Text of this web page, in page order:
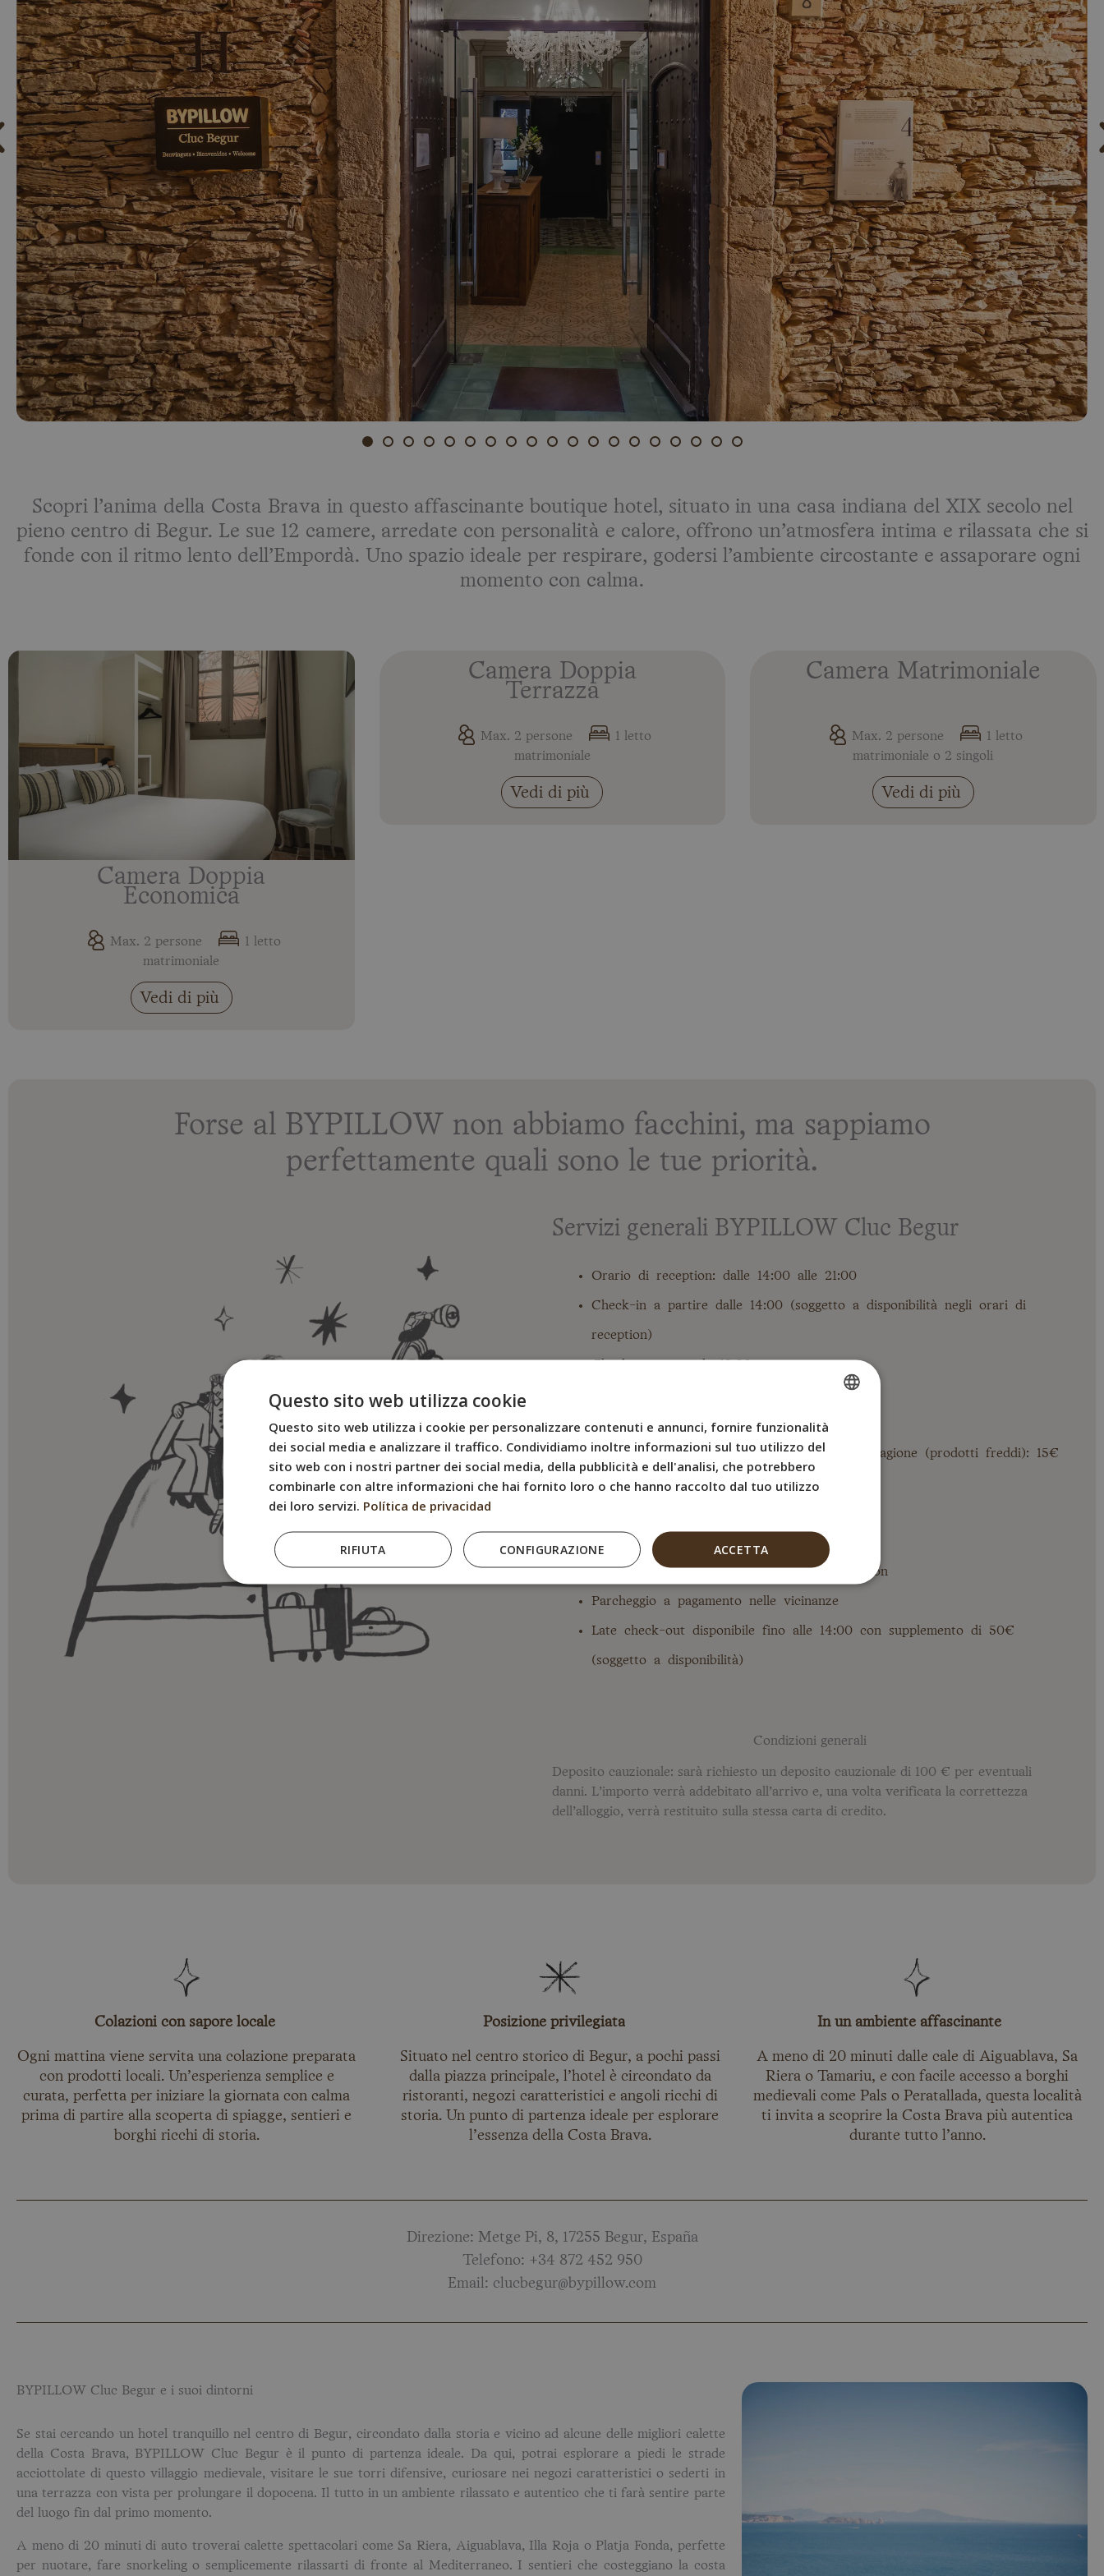
Scopri l’anima della Costa Brava in questo affascinante boutique hotel, situato in una casa indiana del XIX secolo nel
pieno centro di Begur. Le sue 12 camere, arredate con personalità e calore, offrono un’atmosfera intima e rilassata che si
fonde con il ritmo lento dell’Empordà. Uno spazio ideale per respirare, godersi l’ambiente circostante e assaporare ogni
momento con calma.
Camera Doppia
Economica
Max. 2 persone
1 letto
matrimoniale
Vedi di più
Camera Doppia
Terrazza
Max. 2 persone
1 letto
matrimoniale
Vedi di più
Camera Matrimoniale
Max. 2 persone
1 letto
matrimoniale o 2 singoli
Vedi di più
Forse al BYPILLOW non abbiamo facchini, ma sappiamo
perfettamente quali sono le tue priorità.
Servizi generali BYPILLOW Cluc Begur
Orario di reception: dalle 14:00 alle 21:00
Check-in a partire dalle 14:00 (soggetto a disponibilità negli orari di
reception)
Connessione Wi-Fi gratuita in tutto l’hotel
Ascensore
Colazione a buffet con prodotti locali e di stagione (prodotti freddi): 15€
a persona al giorno
Zona esterna
Servizio concierge durante l’orario di reception
Parcheggio a pagamento nelle vicinanze
Late check-out disponibile fino alle 14:00 con supplemento di 50€
(soggetto a disponibilità)
Condizioni generali
Deposito cauzionale: sarà richiesto un deposito cauzionale di 100 € per eventuali
danni. L’importo verrà addebitato all’arrivo e, una volta verificata la correttezza
dell’alloggio, verrà restituito sulla stessa carta di credito.
Colazioni con sapore locale
Ogni mattina viene servita una colazione preparata
con prodotti locali. Un’esperienza semplice e
curata, perfetta per iniziare la giornata con calma
prima di partire alla scoperta di spiagge, sentieri e
borghi ricchi di storia.
Posizione privilegiata
Situato nel centro storico di Begur, a pochi passi
dalla piazza principale, l’hotel è circondato da
ristoranti, negozi caratteristici e angoli ricchi di
storia. Un punto di partenza ideale per esplorare
l’essenza della Costa Brava.
In un ambiente affascinante
A meno di 20 minuti dalle cale di Aiguablava, Sa
Riera o Tamariu, e con facile accesso a borghi
medievali come Pals o Peratallada, questa località
ti invita a scoprire la Costa Brava più autentica
durante tutto l’anno.
Direzione: Metge Pi, 8, 17255 Begur, España
Telefono: +34 872 452 950
Email: clucbegur@bypillow.com
BYPILLOW Cluc Begur e i suoi dintorni
Se stai cercando un hotel tranquillo nel centro di Begur, circondato dalla storia e vicino ad alcune delle migliori calette
della Costa Brava, BYPILLOW Cluc Begur è il punto di partenza ideale. Da qui, potrai esplorare a piedi le strade
acciottolate di questo villaggio medievale, visitare le sue torri difensive, curiosare nei negozi caratteristici o sederti in
una terrazza con vista per prolungare il dopocena. Il tutto in un ambiente rilassato e autentico che ti farà sentire parte
del luogo fin dal primo momento.
A meno di 20 minuti di auto troverai calette spettacolari come Sa Riera, Aiguablava, Illa Roja o Platja Fonda, perfette
per nuotare, fare snorkeling o semplicemente rilassarti di fronte al Mediterraneo. I sentieri che costeggiano la costa
SPANISH
ENGLISH
GERMAN
Questo sito web utilizza cookie
Questo sito web utilizza i cookie per personalizzare contenuti e annunci, fornire funzionalità
dei social media e analizzare il traffico. Condividiamo inoltre informazioni sul tuo utilizzo del
sito web con i nostri partner dei social media, della pubblicità e dell'analisi, che potrebbero
combinarle con altre informazioni che hai fornito loro o che hanno raccolto dal tuo utilizzo
dei loro servizi. Política de privacidad
ACCETTA
RIFIUTA CONFIGURAZIONE